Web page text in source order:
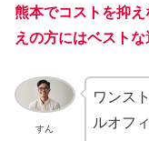
熊本でコストを抑
えの方にはベストな
すん
ワンス
ルオフ